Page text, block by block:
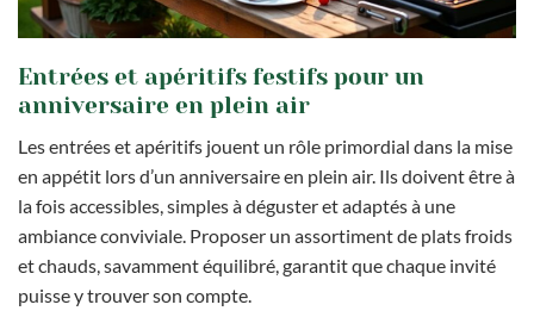
Entrées et apéritifs festifs pour un
anniversaire en plein air
Les entrées et apéritifs jouent un rôle primordial dans la mise
en appétit lors d’un anniversaire en plein air. Ils doivent être à
la fois accessibles, simples à déguster et adaptés à une
ambiance conviviale. Proposer un assortiment de plats froids
et chauds, savamment équilibré, garantit que chaque invité
puisse y trouver son compte.